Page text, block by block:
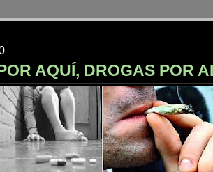
AQUÍ, DROGAS POR